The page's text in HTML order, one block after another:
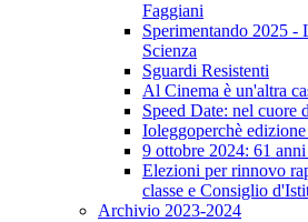
Faggiani
Sperimentando 2025 -
Scienza
Sguardi Resistenti
Al Cinema è un'altra
Speed Date: nel cuore
Ioleggoperchè
9 ottobre 2024: 61
Elezioni per rinnovo
classe e Consiglio
Archivio 2023-2024